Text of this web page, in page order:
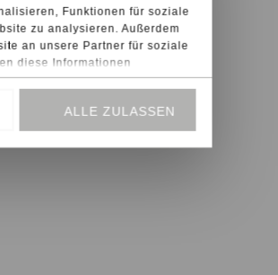
Funktionen für soziale
zu analysieren. Außerdem
an unsere Partner für soziale
diese Informationen
bereitgestellt haben oder die
von Daten in
ALLE ZULASSEN